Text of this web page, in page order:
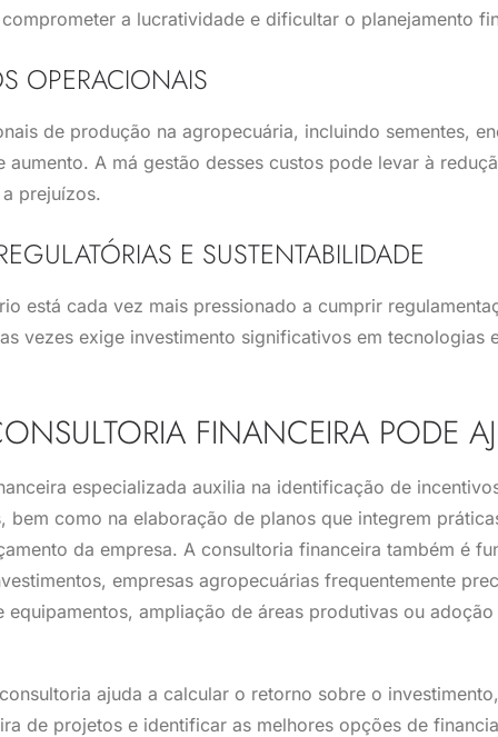
a lucratividade e dificultar o planejamento
OPERACIONAIS
de produção na agropecuária, incluindo sementes,
aumento. A má gestão desses custos pode levar à
prejuízos.
E SUSTENTABILIDADE
está cada vez mais pressionado a cumprir
vezes exige investimento significativos em tecnologias
FINANCEIRA PODE
especializada auxilia na identificação de
bem como na elaboração de planos que integrem
da empresa. A consultoria financeira também é
empresas agropecuárias frequentemente
equipamentos, ampliação de áreas produtivas ou
ajuda a calcular o retorno sobre o
de projetos e identificar as melhores opções de